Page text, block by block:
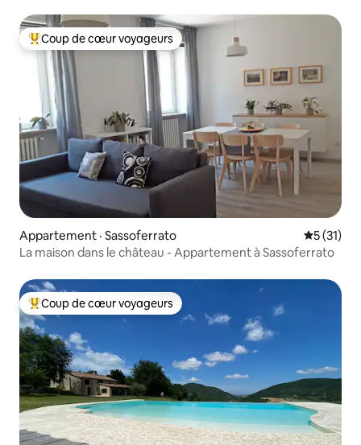
Coup de cœur voyageurs parmi les plus aimés
Coup de cœur voyageurs
Appartement · Sassoferrato Note
5 (31)
La maison dans le château - Appartement à Sassoferrato
Coup de cœur voyageurs parmi les plus aimés
Coup de cœur voyageurs